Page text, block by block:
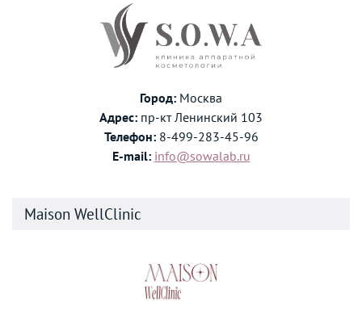
Город: Москва
Адрес: пр-кт Ленинский 103
Телефон:8-499-283-45-96
E-mail: info@sowalab.ru
Maison WellClinic